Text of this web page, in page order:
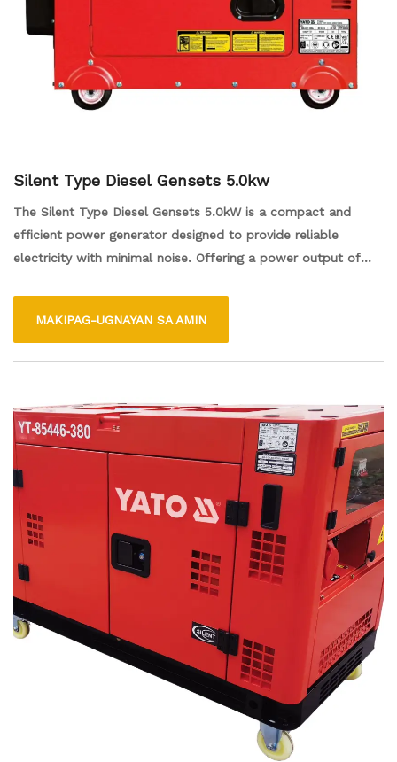
Silent Type Diesel Gensets 5.0kw
The Silent Type Diesel Gensets 5.0kW is a compact and
efficient power generator designed to provide reliable
electricity with minimal noise. Offering a power output of
silent operation makes it ideal for use in residential areas or
transportation. Overall, it is a practical solution for anyone in
need of dependable power in a quiet package.
MAKIPAG-UGNAYAN SA AMIN